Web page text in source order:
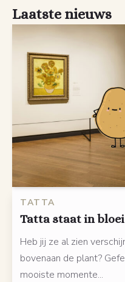
Laatste nieuws
TATTA
Tatta staat in
Heb jij ze al zien
bovenaan de plant?
mooiste momente...